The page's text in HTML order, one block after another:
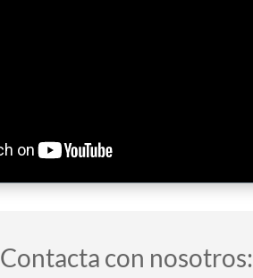
Contacta con nosotros: